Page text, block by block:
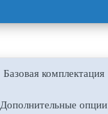
Базовая комплектация
Дополнительные опции